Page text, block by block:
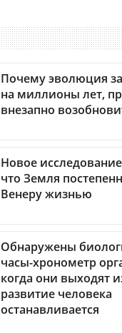
Почему эволюция
на миллионы лет,
внезапно
Новое
что Земля
Венеру жизнью
Обнаружены
часы-хронометр
когда они выходят
развитие человека
останавливается